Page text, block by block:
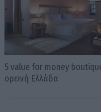
5 value for money
ορεινή Ελλάδα